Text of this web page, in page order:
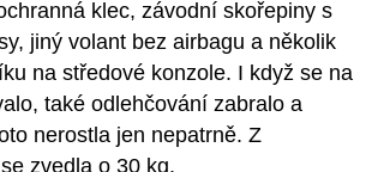
klec, závodní skořepiny s
jiný volant bez airbagu a několik
na středové konzole. I když se na
také odlehčování zabralo a
nerostla jen nepatrně. Z
zvedla o 30 kg.